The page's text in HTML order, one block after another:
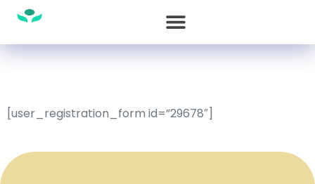
[user_registration_form id=”29678″]